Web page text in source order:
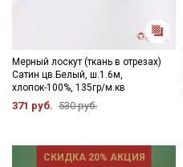
Мерный лоскут (ткань в отрезах)
Сатин цв.Белый, ш.1.6м,
хлопок-100%, 135гр/м.кв
371 руб. 530 руб.
СКИДКА 20% АКЦИЯ